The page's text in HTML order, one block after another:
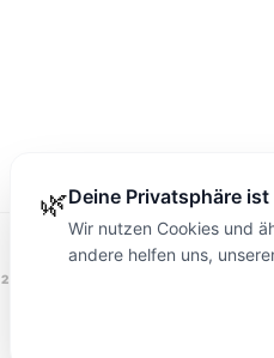
2026
🌿Deine Privatsphäre
Wir nutzen Cookies und
andere helfen uns,